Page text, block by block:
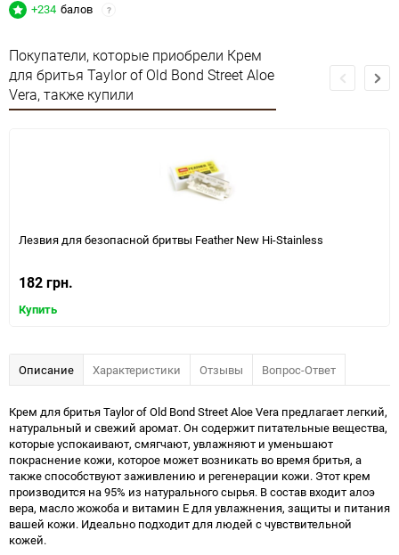
+234 балов ?
Покупатели, которые приобрели Крем
для бритья Taylor of Old Bond Street Aloe
Vera, также купили
Лезвия для безопасной бритвы Feather New Hi-Stainless
182 грн.
Купить
Описание Характеристики Отзывы Вопрос-Ответ
Крем для бритья Taylor of Old Bond Street Aloe Vera предлагает легкий,
натуральный и свежий аромат. Он содержит питательные вещества,
которые успокаивают, смягчают, увлажняют и уменьшают
покраснение кожи, которое может возникать во время бритья, а
также способствуют заживлению и регенерации кожи. Этот крем
производится на 95% из натурального сырья. В состав входит алоэ
вера, масло жожоба и витамин Е для увлажнения, защиты и питания
вашей кожи. Идеально подходит для людей с чувствительной
кожей.